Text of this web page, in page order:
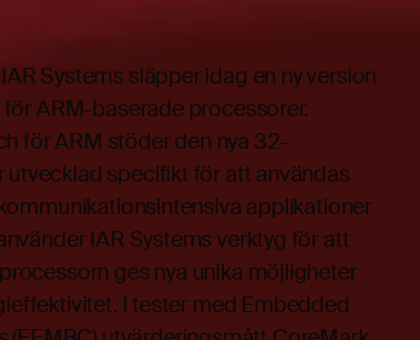
Systems släpper idag en ny version
ARM-baserade processorer.
för ARM stöder den nya 32-
specifikt för att användas
applikationer
IAR Systems verktyg för att
ges nya unika möjligheter
I tester med Embedded